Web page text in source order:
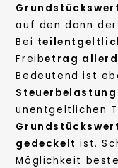
Grundstückswert
auf den dann
Bei
Freibetrag
Bedeutend ist
Steuerbelastung
unentgeltlichen
Grundstückswert
gedeckelt ist.
Möglichkeit